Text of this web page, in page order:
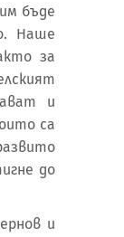
бъде
Наше
за
и
са
до
и